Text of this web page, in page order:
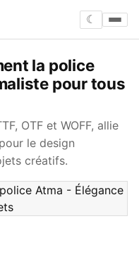
☾
la police
pour tous
OTF et WOFF, allie
le design
créatifs.